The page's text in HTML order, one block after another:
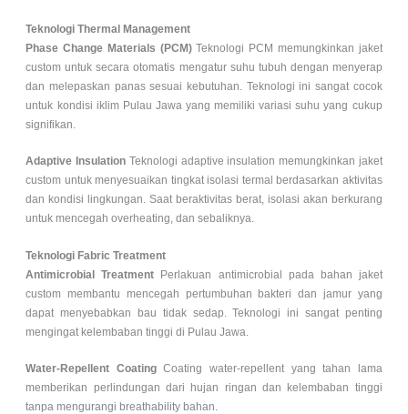
Teknologi Thermal Management
Phase Change Materials (PCM)Teknologi PCM memungkinkan jaket
custom untuk secara otomatis mengatur suhu tubuh dengan menyerap
dan melepaskan panas sesuai kebutuhan. Teknologi ini sangat cocok
untuk kondisi iklim Pulau Jawa yang memiliki variasi suhu yang cukup
signifikan.
Adaptive Insulation Teknologi adaptive insulation memungkinkan jaket
custom untuk menyesuaikan tingkat isolasi termal berdasarkan aktivitas
dan kondisi lingkungan. Saat beraktivitas berat, isolasi akan berkurang
untuk mencegah overheating, dan sebaliknya.
Teknologi Fabric Treatment
Antimicrobial Treatment Perlakuan antimicrobial pada bahan jaket
custom membantu mencegah pertumbuhan bakteri dan jamur yang
dapat menyebabkan bau tidak sedap. Teknologi ini sangat penting
mengingat kelembaban tinggi di Pulau Jawa.
Water-Repellent CoatingCoating water-repellent yang tahan lama
memberikan perlindungan dari hujan ringan dan kelembaban tinggi
tanpa mengurangi breathability bahan.